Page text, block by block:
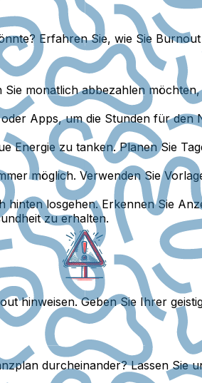
Erfahren Sie, wie Sie
monatlich abbezahlen
Apps, um die Stunden für
Energie zu tanken. Planen Sie
möglich. Verwenden Sie
hinten losgehen. Erkennen Sie
zu erhalten.
hinweisen. Geben Sie Ihrer
durcheinander? Lassen Sie